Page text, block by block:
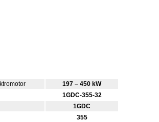
197 – 450 kW
1GDC-355-32
1GDC
355